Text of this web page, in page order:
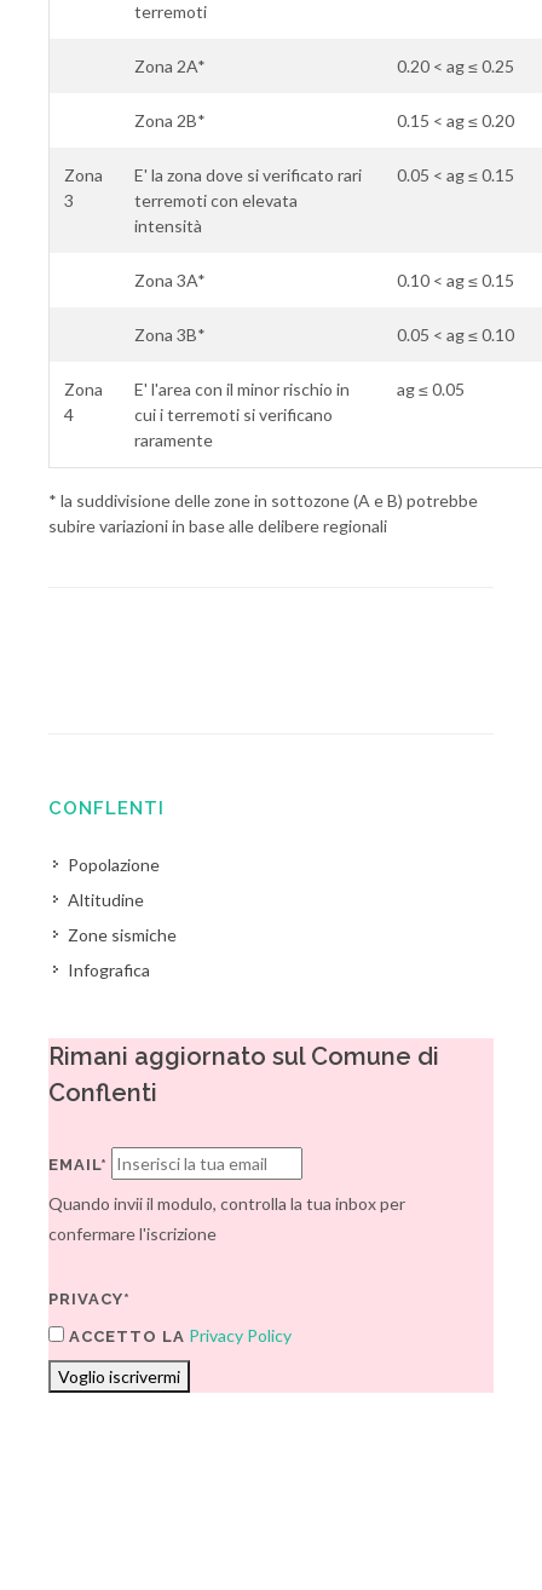
terremoti
Zona 2A* 0.20 < ag ≤ 0.25
Zona 2B* 0.15 < ag ≤ 0.20
Zona
3
E' la zona dove si verificato rari
terremoti con elevata
intensità
0.05 < ag ≤ 0.15
Zona 3A* 0.10 < ag ≤ 0.15
Zona 3B* 0.05 < ag ≤ 0.10
Zona
4
E' l'area con il minor rischio in
cui i terremoti si verificano
raramente
ag ≤ 0.05
* la suddivisione delle zone in sottozone (A e B) potrebbe
subire variazioni in base alle delibere regionali
CONFLENTI
Popolazione
Altitudine
Zone sismiche
Infografica
Rimani aggiornato sul Comune di
Conflenti
EMAIL*
Quando invii il modulo, controlla la tua inbox per
confermare l'iscrizione
PRIVACY*
ACCETTO LA Privacy Policy
Voglio iscrivermi